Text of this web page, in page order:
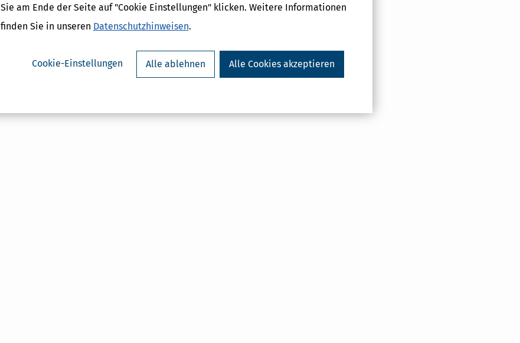
Sie am Ende der Seite auf "Cookie Einstellungen" klicken. Weitere Informationen
finden Sie in unseren Datenschutzhinweisen.
Cookie-Einstellungen Alle ablehnen Alle Cookies akzeptieren